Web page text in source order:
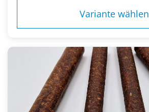
Variante wählen